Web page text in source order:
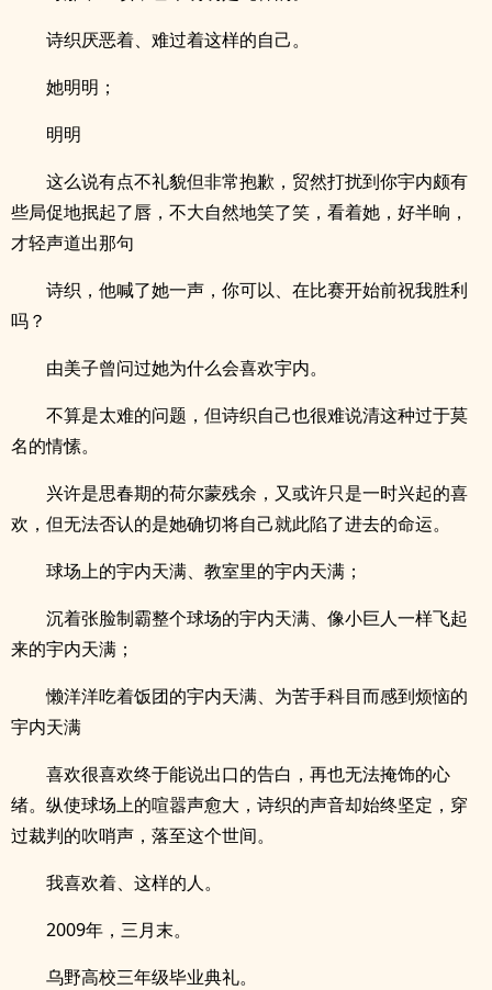
诗织厌恶着、难过着这样的自己。
她明明；
明明
这么说有点不礼貌但非常抱歉，贸然打扰到你宇内颇有
些局促地抿起了唇，不大自然地笑了笑，看着她，好半晌，
才轻声道出那句
诗织，他喊了她一声，你可以、在比赛开始前祝我胜利
吗？
由美子曾问过她为什么会喜欢宇内。
不算是太难的问题，但诗织自己也很难说清这种过于莫
名的情愫。
兴许是思春期的荷尔蒙残余，又或许只是一时兴起的喜
欢，但无法否认的是她确切将自己就此陷了进去的命运。
球场上的宇内天满、教室里的宇内天满；
沉着张脸制霸整个球场的宇内天满、像小巨人一样飞起
来的宇内天满；
懒洋洋吃着饭团的宇内天满、为苦手科目而感到烦恼的
宇内天满
喜欢很喜欢终于能说出口的告白，再也无法掩饰的心
绪。纵使球场上的喧嚣声愈大，诗织的声音却始终坚定，穿
过裁判的吹哨声，落至这个世间。
我喜欢着、这样的人。
2009年，三月末。
乌野高校三年级毕业典礼。